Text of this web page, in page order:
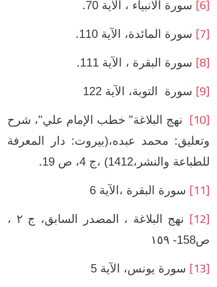
[6] سورة الانبياء ، الآية 70.
[7] سورة المائدة، الآية 110.
[8] سورة البقرة ، الآية 111.
[9] سورة التوبة، الآية 122
[10] نهج البلاغة" خطب الإمام علي"، شرح
وتعليق: محمد عبده،(بيروت: دار المعرفة
للطباعة والنشر،1412) ،ج 4، ص 19.
[11] سورة البقرة ،الآية 6
[12]
نهج البلاغة ، المصدر السابق، ج ٢ ،
ص158- ١٥٩
[13] سورة يونس، الآية 5